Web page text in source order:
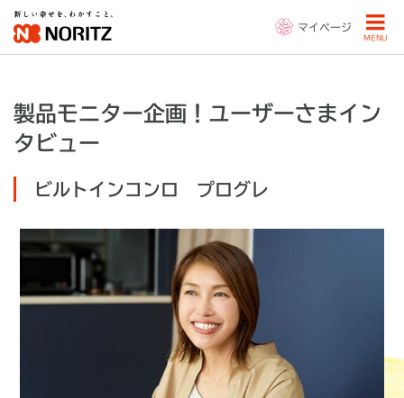
マイページ
MENU
製品モニター企画！ユーザーさまイン
タビュー
ビルトインコンロ プログレ